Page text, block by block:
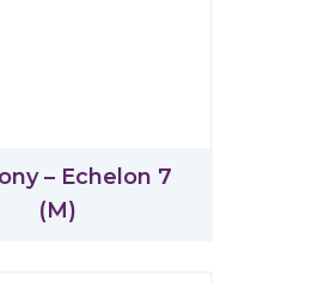
– Echelon 7
(M)